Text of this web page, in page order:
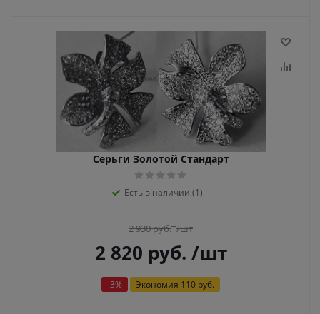
Серьги Золотой Стандарт
Есть в наличии (1)
2 930руб. /шт
2 820 руб. /шт
-3% Экономия 110 руб.